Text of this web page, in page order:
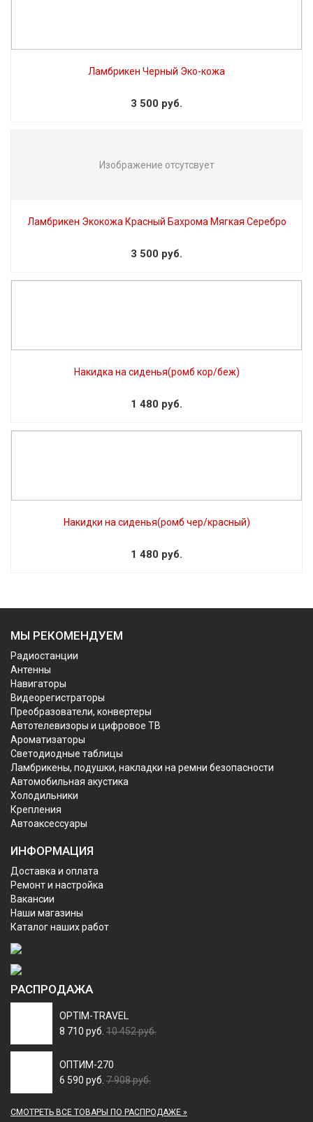
Ламбрикен Черный Эко-кожа
3 500 руб.
Изображение отсутсвует
Ламбрикен Экокожа Красный Бахрома Мягкая Серебро
3 500 руб.
Накидка на сиденья(ромб кор/беж)
1 480 руб.
Накидки на сиденья(ромб чер/красный)
1 480 руб.
МЫ РЕКОМЕНДУЕМ
Радиостанции
Антенны
Навигаторы
Видеорегистраторы
Преобразователи, конвертеры
Автотелевизоры и цифровое ТВ
Ароматизаторы
Светодиодные таблицы
Ламбрикены, подушки, накладки на ремни безопасности
Автомобильная акустика
Холодильники
Крепления
Автоаксессуары
ИНФОРМАЦИЯ
Доставка и оплата
Ремонт и настройка
Вакансии
Наши магазины
Каталог наших работ
РАСПРОДАЖА
OPTIM-TRAVEL
8 710 руб. 10 452 руб.
ОПТИМ-270
6 590 руб. 7 908 руб.
СМОТРЕТЬ ВСЕ ТОВАРЫ ПО РАСПРОДАЖЕ »